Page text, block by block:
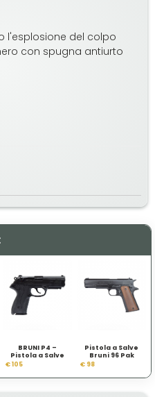
l'esplosione del colpo
con spugna antiurto
BRUNI P4 –
Pistola a Salve
Calibro 9 mm
€ 105
Pistola a Salve
Bruni 96 Pak
€ 98